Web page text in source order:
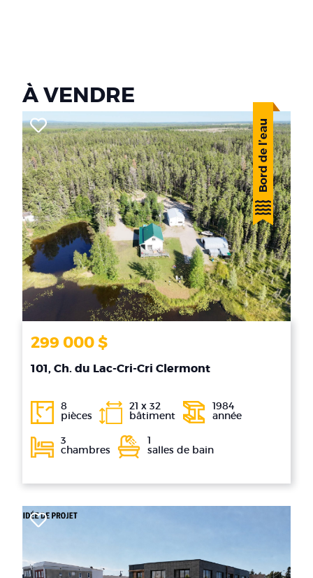
À VENDRE
299 000 $
101, Ch. du Lac-Cri-Cri Clermont
8
pièces
21 x 32
bâtiment
1984
année
3
chambres
1
salles de bain